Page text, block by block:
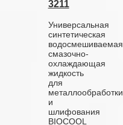
3211
Универсальная
синтетическая
водосмешиваемая
смазочно-
охлаждающая
жидкость
для
металлообработки
и
шлифования
BIOCOOL